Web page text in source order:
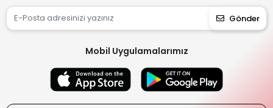
Gönder
Mobil Uygulamalarımız